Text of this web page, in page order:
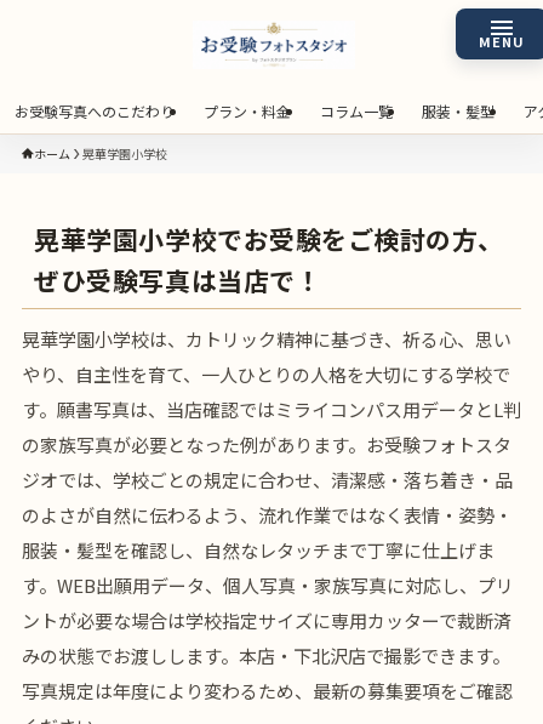
お受験写真へのこだわり プラン・料金 コラム一覧 服装・髪型 ア
ホーム 晃華学園小学校
晃華学園小学校でお受験をご検討の方、
ぜひ受験写真は当店で！
晃華学園小学校は、カトリック精神に基づき、祈る心、思い
やり、自主性を育て、一人ひとりの人格を大切にする学校で
す。願書写真は、当店確認ではミライコンパス用データとL判
の家族写真が必要となった例があります。お受験フォトスタ
ジオでは、学校ごとの規定に合わせ、清潔感・落ち着き・品
のよさが自然に伝わるよう、流れ作業ではなく表情・姿勢・
服装・髪型を確認し、自然なレタッチまで丁寧に仕上げま
す。WEB出願用データ、個人写真・家族写真に対応し、プリ
ントが必要な場合は学校指定サイズに専用カッターで裁断済
みの状態でお渡しします。本店・下北沢店で撮影できます。
写真規定は年度により変わるため、最新の募集要項をご確認